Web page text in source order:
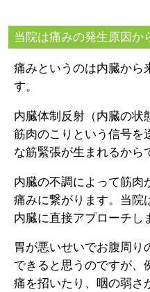
当院は痛みの発生原因か
痛みというのは内臓から
す。
内臓体制反射（内臓の状
筋肉のこりという信号を
な筋緊張が生まれるから
内臓の不調によって筋肉
痛みに繋がります。当院
内臓に直接アプローチし
胃が悪いせいでお腹周り
できると思うのですが、
痛を招いたり、咽の弱さ